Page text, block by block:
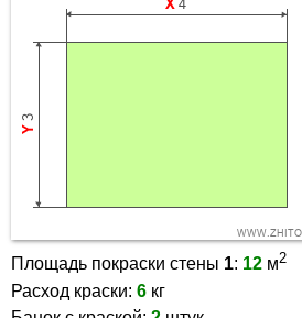
Площадь покраски стены 1: 12 м2
Расход краски: 6 кг